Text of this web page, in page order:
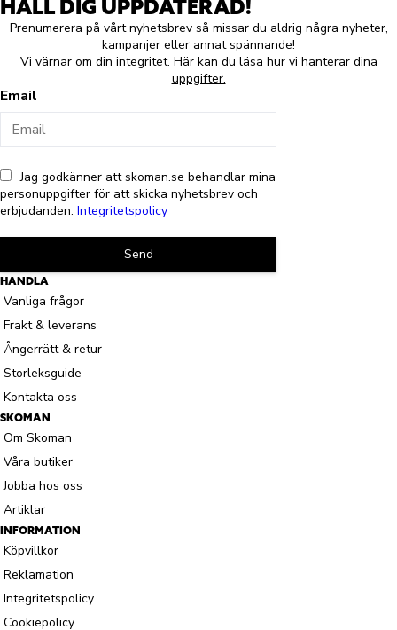
HÅLL DIG UPPDATERAD!
Prenumerera på vårt nyhetsbrev så missar du aldrig några nyheter,
kampanjer eller annat spännande!
Vi värnar om din integritet. Här kan du läsa hur vi hanterar dina
uppgifter.
Email
Jag godkänner att skoman.se behandlar mina
personuppgifter för att skicka nyhetsbrev och
erbjudanden. Integritetspolicy
Send
HANDLA
Vanliga frågor
Frakt & leverans
Ångerrätt & retur
Storleksguide
Kontakta oss
SKOMAN
Om Skoman
Våra butiker
Jobba hos oss
Artiklar
INFORMATION
Köpvillkor
Reklamation
Integritetspolicy
Cookiepolicy